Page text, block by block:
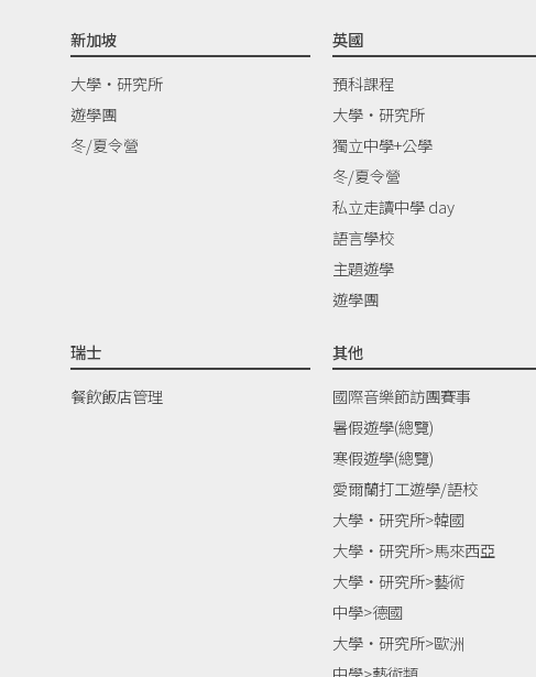
新加坡
大學‧研究所
遊學團
冬/夏令營
英國
預科課程
大學‧研究所
獨立中學+公學
冬/夏令營
私立走讀中學 day
語言學校
主題遊學
遊學團
瑞士
餐飲飯店管理
其他
國際音樂節訪團賽事
暑假遊學(總覽)
寒假遊學(總覽)
愛爾蘭打工遊學/語校
大學‧研究所>韓國
大學‧研究所>馬來西亞
大學‧研究所>藝術
中學>德國
大學‧研究所>歐洲